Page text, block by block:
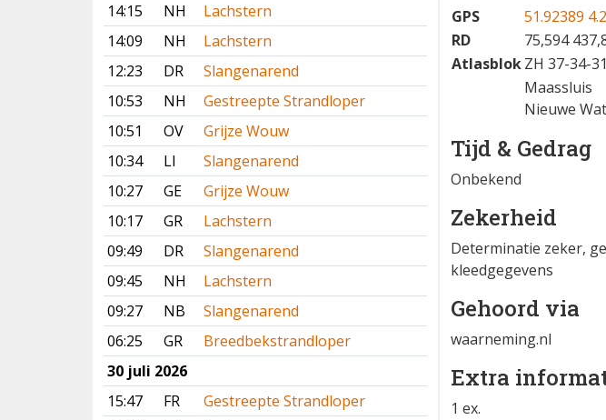
14:15
NH
Lachstern
14:09
NH
Lachstern
12:23
DR
Slangenarend
10:53
NH
Gestreepte Strandloper
10:51
OV
Grijze Wouw
10:34
LI
Slangenarend
10:27
GE
Grijze Wouw
10:17
GR
Lachstern
09:49
DR
Slangenarend
09:45
NH
Lachstern
09:27
NB
Slangenarend
06:25
GR
Breedbekstrandloper
30 juli 2026
15:47
FR
Gestreepte Strandloper
GPS
51.92389
RD
75,594
AtlasblokZH 37-34-31
Maassluis
Nieuwe
Tijd & Gedrag
Onbekend
Zekerheid
Determinatie zeker,
kleedgegevens
Gehoord via
waarneming.nl
Extra
1 ex.